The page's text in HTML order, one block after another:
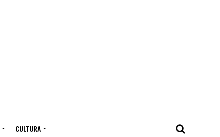
CULTURA